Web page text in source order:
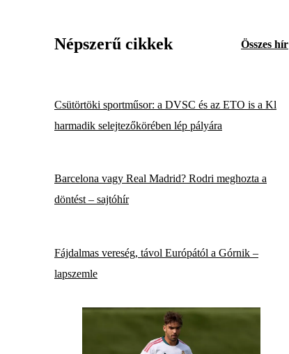
Népszerű cikkek Összes hír
Csütörtöki sportműsor: a DVSC és az ETO is a Kl
harmadik selejtezőkörében lép pályára
Barcelona vagy Real Madrid? Rodri meghozta a
döntést – sajtóhír
Fájdalmas vereség, távol Európától a Górnik –
lapszemle